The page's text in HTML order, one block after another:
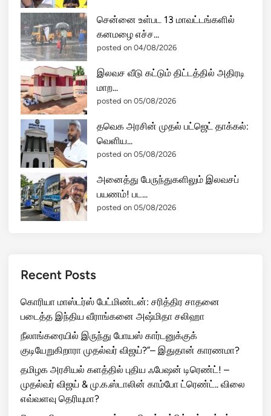
சென்னை உள்பட 13 மாவட்டங்களில்
கனமழை எச்ச...
posted on 04/08/2026
இலவச வீடு கட்டும் திட்டத்தில் அதிரடி
மாற...
posted on 05/08/2026
தவெக அரசின் முதல் பட்ஜெட் தாக்கல்:
வெளிய...
posted on 05/08/2026
அனைத்து பேருந்துகளிலும் இலவசப்
பயணம்! பட...
posted on 05/08/2026
Recent Posts
கொரியா மாஸ்டர்ஸ் பேட்மிண்டன்: சரித்திர சாதனை
படைத்த இந்திய வீராங்கனை அஷ்மிதா சலிஹா
நீலாங்கரையில் இருந்து போயஸ் கார்டனுக்குக்
குடியேறுகிறாரா முதல்வர் விஜய்?”– இதுதான் காரணமா?
தமிழக அரசியல் களத்தில் புதிய ஃபேஷன் டிரெண்ட்! –
முதல்வர் விஜய் & மு.க.ஸ்டாலின் காம்போ ட்ரெண்ட்.. விலை
எவ்வளவு தெரியுமா?